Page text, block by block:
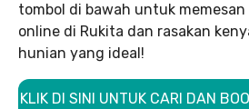
tombol di bawah untuk memesan
online di Rukita dan rasakan
hunian yang ideal!
KLIK DI SINI UNTUK CARI DAN